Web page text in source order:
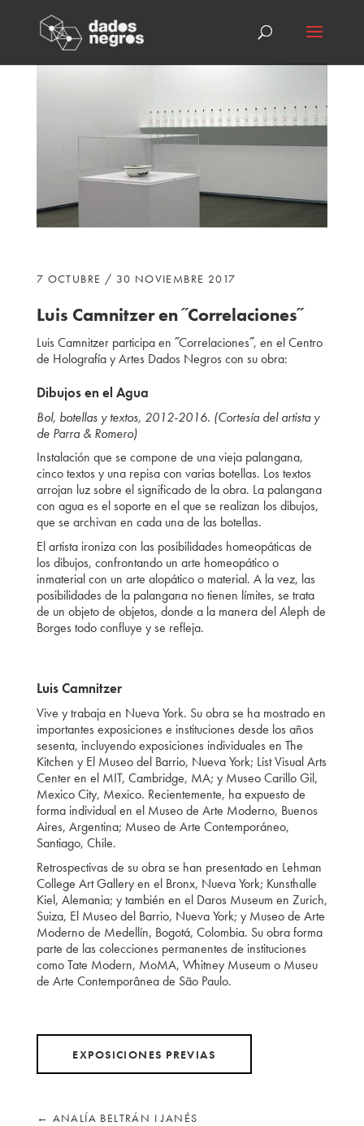
7 OCTUBRE / 30 NOVIEMBRE 2017
Luis Camnitzeren ˝Correlaciones˝
Luis Camnitzerparticipa en ˝Correlaciones˝, en el Centro
de Holografía y Artes Dados Negros con su obra:
Dibujos en el Agua
Bol, botellas y textos, 2012-2016. (Cortesía del artista y
de Parra & Romero)
Instalación que se compone de una vieja palangana,
cinco textos y una repisa con varias botellas. Los textos
arrojan luz sobre el significado de la obra. La palangana
con agua es el soporte en el que se realizan los dibujos,
que se archivan en cada una de las botellas.
El artista ironiza con las posibilidades homeopáticas de
los dibujos, confrontando un arte homeopático o
inmaterial con un arte alopático o material. A la vez, las
posibilidades de la palangana no tienen límites, se trata
de un objeto de objetos, donde a la manera del Aleph de
Borges todo confluye y se refleja.
Luis Camnitzer
Vive y trabaja en Nueva York. Su obra se ha mostrado en
importantes exposiciones e instituciones desde los años
sesenta, incluyendo exposiciones individuales en The
Kitchen y El Museo del Barrio, Nueva York; List Visual Arts
Center en el MIT, Cambridge, MA; y Museo Carillo Gil,
Mexico City, Mexico. Recientemente, ha expuesto de
forma individual en el Museo de Arte Moderno, Buenos
Aires, Argentina; Museo de Arte Contemporáneo,
Santiago, Chile.
Retrospectivas de su obra se han presentado en Lehman
College Art Gallery en el Bronx, Nueva York; Kunsthalle
Kiel, Alemania; y también en el Daros Museum en Zurich,
Suiza, El Museo del Barrio, Nueva York; y Museo de Arte
Moderno de Medellín, Bogotá, Colombia. Su obra forma
parte de las colecciones permanentes de instituciones
como Tate Modern, MoMA, Whitney Museum o Museu
de Arte Contemporânea de São Paulo.
EXPOSICIONES PREVIAS
← ANALÍA BELTRÁN I JANÉS